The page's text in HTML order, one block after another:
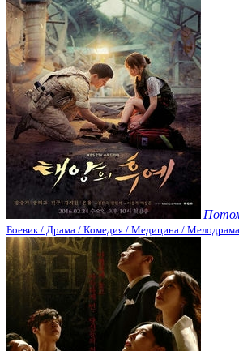
Боевик / Драма / Комедия / Медицина /